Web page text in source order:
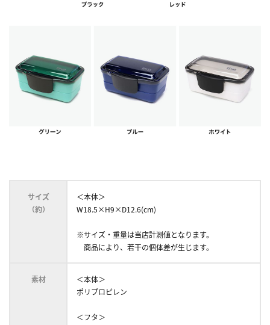
サイズ
（約）
＜本体＞
W18.5×H9×D12.6(cm)
※サイズ・重量は当店計測値となります。
商品により、若干の個体差が生じます。
素材
＜本体＞
ポリプロピレン
＜フタ＞